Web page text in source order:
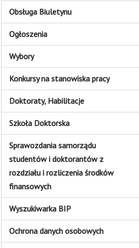
Obsługa Biuletynu
Ogłoszenia
Wybory
Konkursy na stanowiska pracy
Doktoraty, Habilitacje
Szkoła Doktorska
Sprawozdania samorządu
studentów i doktorantów z
rozdziału i rozliczenia środków
finansowych
Wyszukiwarka BIP
Ochrona danych osobowych